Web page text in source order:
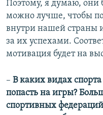
Поэтому, я думаю, они
можно лучше, чтобы
внутри нашей страны
за их успехами.
мотивация будет на
– В каких видах
попасть на игры?
спортивных